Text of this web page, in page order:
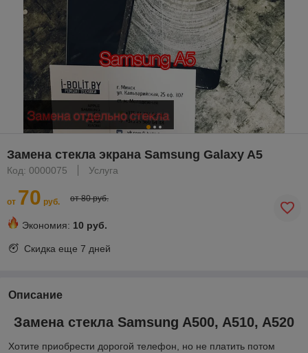
Замена стекла экрана Samsung Galaxy A5
Код: 0000075 Услуга
от 70 руб. от 80 руб.
Экономия: 10 руб.
Скидка еще 7 дней
Описание
Замена стекла Samsung A500, A510, A520
Хотите приобрести дорогой телефон, но не платить потом